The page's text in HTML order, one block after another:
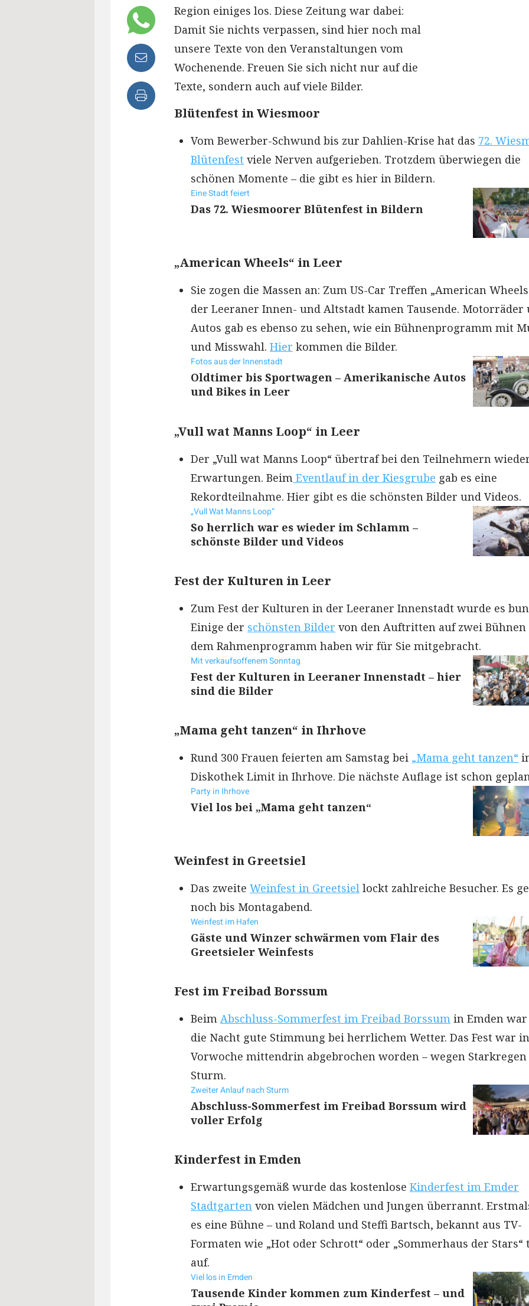
Region einiges los. Diese Zeitung war dabei:
Damit Sie nichts verpassen, sind hier noch mal
unsere Texte von den Veranstaltungen vom
Wochenende. Freuen Sie sich nicht nur auf die
Texte, sondern auch auf viele Bilder.
Blütenfest in Wiesmoor
Vom Bewerber-Schwund bis zur Dahlien-Krise hat das 72.
Blütenfest viele Nerven aufgerieben. Trotzdem überwiegen die
schönen Momente – die gibt es hier in Bildern.
Eine Stadt feiert
Das 72. Wiesmoorer Blütenfest in Bildern
„American Wheels“ in Leer
Sie zogen die Massen an: Zum US-Car Treffen „American
der Leeraner Innen- und Altstadt kamen Tausende. Motorräder
Autos gab es ebenso zu sehen, wie ein Bühnenprogramm mit
und Misswahl. Hier kommen die Bilder.
Fotos aus der Innenstadt
Oldtimer bis Sportwagen – Amerikanische Autos
und Bikes in Leer
„Vull wat Manns Loop“ in Leer
Der „Vull wat Manns Loop“ übertraf bei den Teilnehmern
Erwartungen. Beim Eventlauf in der Kiesgrube gab es eine
Rekordteilnahme. Hier gibt es die schönsten Bilder und Videos.
„Vull Wat Manns Loop“
So herrlich war es wieder im Schlamm –
schönste Bilder und Videos
Fest der Kulturen in Leer
Zum Fest der Kulturen in der Leeraner Innenstadt wurde es
Einige der schönsten Bilder von den Auftritten auf zwei Bühnen
dem Rahmenprogramm haben wir für Sie mitgebracht.
Mit verkaufsoffenem Sonntag
Fest der Kulturen in Leeraner Innenstadt – hier
sind die Bilder
„Mama geht tanzen“ in Ihrhove
Rund 300 Frauen feierten am Samstag bei „Mama geht tanzen“
Diskothek Limit in Ihrhove. Die nächste Auflage ist schon
Party in Ihrhove
Viel los bei „Mama geht tanzen“
Weinfest in Greetsiel
Das zweite Weinfest in Greetsiel lockt zahlreiche Besucher. Es
noch bis Montagabend.
Weinfest im Hafen
Gäste und Winzer schwärmen vom Flair des
Greetsieler Weinfests
Fest im Freibad Borssum
Beim Abschluss-Sommerfest im Freibad Borssum in Emden
die Nacht gute Stimmung bei herrlichem Wetter. Das Fest war
Vorwoche mittendrin abgebrochen worden – wegen
Sturm.
Zweiter Anlauf nach Sturm
Abschluss-Sommerfest im Freibad Borssum wird
voller Erfolg
Kinderfest in Emden
Erwartungsgemäß wurde das kostenlose Kinderfest im Emder
Stadtgarten von vielen Mädchen und Jungen überrannt.
es eine Bühne – und Roland und Steffi Bartsch, bekannt aus TV-
Formaten wie „Hot oder Schrott“ oder „Sommerhaus der Stars“
auf.
Viel los in Emden
Tausende Kinder kommen zum Kinderfest – und